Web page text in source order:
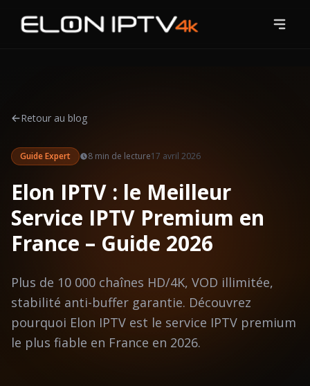
Blog
Guides
Contact
S'abonner
Retour au blog
Guide Expert 8 min de lecture17 avril 2026
Elon IPTV : le Meilleur
Service IPTV Premium en
France – Guide 2026
Plus de 10 000 chaînes HD/4K, VOD illimitée,
stabilité anti-buffer garantie. Découvrez
pourquoi Elon IPTV est le service IPTV premium
le plus fiable en France en 2026.